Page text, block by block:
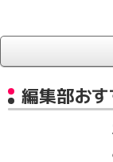
編集部お